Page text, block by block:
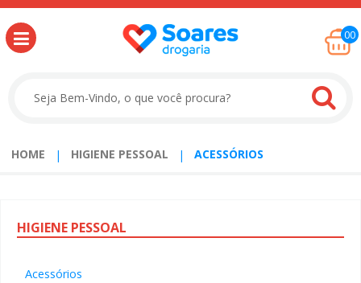
00
HOME HIGIENE PESSOAL ACESSÓRIOS
HIGIENE PESSOAL
Acessórios